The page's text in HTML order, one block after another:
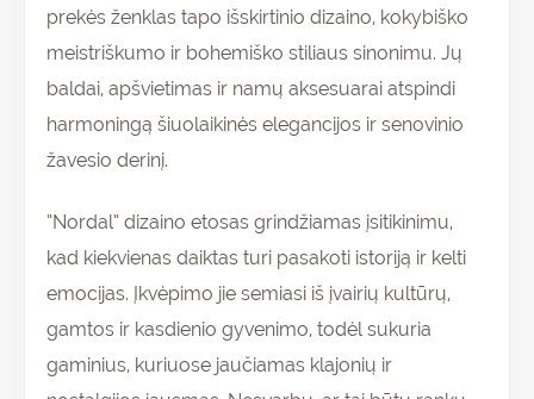
prekės ženklas tapo išskirtinio dizaino, kokybiško
meistriškumo ir bohemiško stiliaus sinonimu. Jų
baldai, apšvietimas ir namų aksesuarai atspindi
harmoningą šiuolaikinės elegancijos ir senovinio
žavesio derinį.
“Nordal” dizaino etosas grindžiamas įsitikinimu,
kad kiekvienas daiktas turi pasakoti istoriją ir kelti
emocijas. Įkvėpimo jie semiasi iš įvairių kultūrų,
gamtos ir kasdienio gyvenimo, todėl sukuria
gaminius, kuriuose jaučiamas klajonių ir